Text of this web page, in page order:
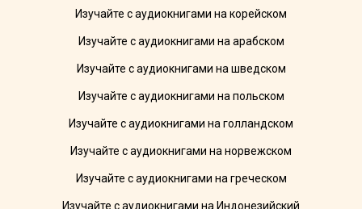
Изучайте с аудиокнигами на корейском
Изучайте с аудиокнигами на арабском
Изучайте с аудиокнигами на шведском
Изучайте с аудиокнигами на польском
Изучайте с аудиокнигами на голландском
Изучайте с аудиокнигами на норвежском
Изучайте с аудиокнигами на греческом
Изучайте с аудиокнигами на Индонезийский